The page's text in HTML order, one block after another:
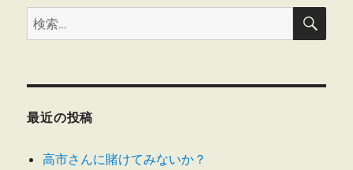
検
索:
検
最近の投稿
高市さんに賭けてみないか？